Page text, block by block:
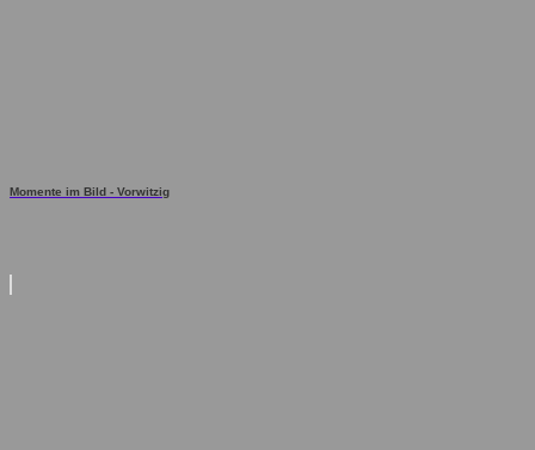
Momente im Bild - Vorwitzig